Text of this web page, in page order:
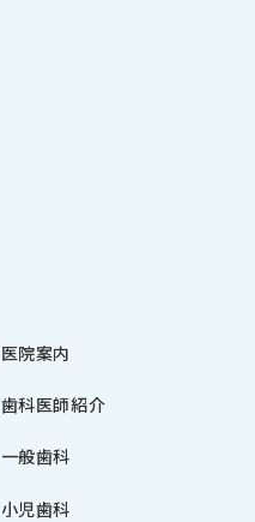
医院案内
歯科医師紹介
一般歯科
小児歯科